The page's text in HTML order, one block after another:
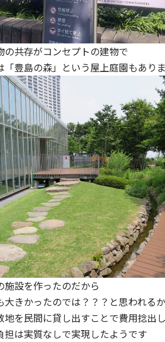
の共存がコンセプトの建物で
「豊島の森」という屋上庭園もあり
施設を作ったのだから
大きかったのでは？？？と思われる
地を民間に貸し出すことで費用捻出
担は実質なしで実現したようです